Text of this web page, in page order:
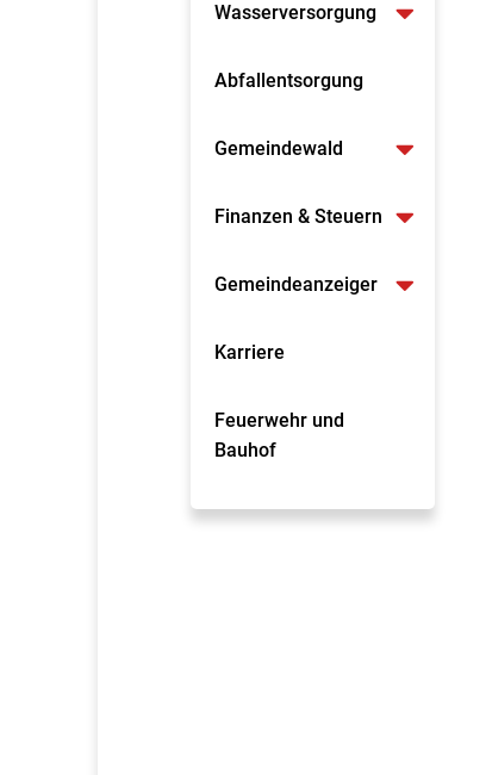
Wasserversorgung
Abfallentsorgung
Gemeindewald
Finanzen & Steuern
Gemeindeanzeiger
Karriere
Feuerwehr und
Bauhof